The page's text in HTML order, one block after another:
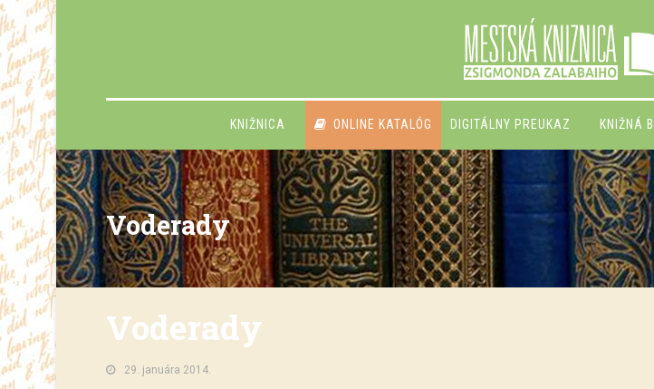
KNIŽNICA ONLINE KATALÓG DIGITÁLNY PREUKAZ KNIŽNÁ
Voderady
Voderady
29. januára 2014.